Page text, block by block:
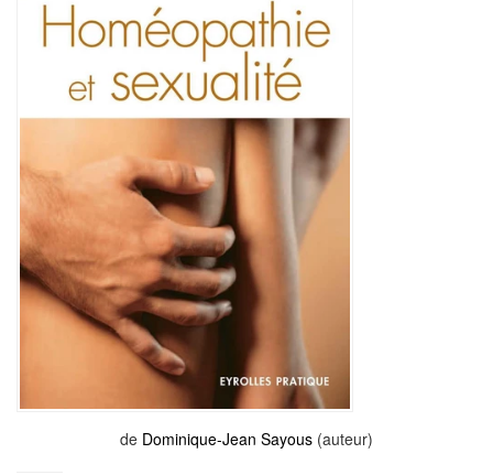
de Dominique-Jean Sayous (auteur)